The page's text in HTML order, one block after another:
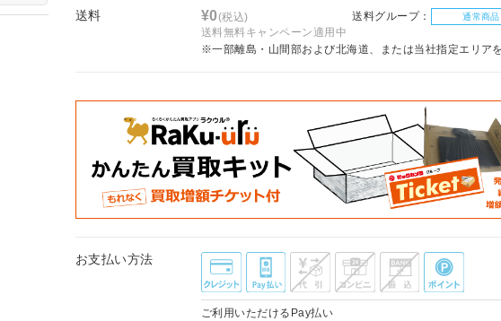
送料 ¥0(税込) 送料グループ： 通常商品
送料無料キャンペーン適用中
※一部離島・山間部および北海道、または当社指定エリア
お支払い方法
ご利用いただけるPay払い